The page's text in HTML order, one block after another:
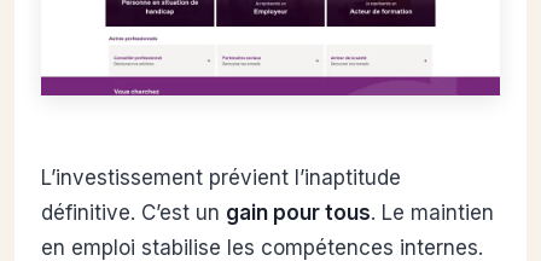
L’investissement prévient l’inaptitude
définitive. C’est un gain pour tous. Le maintien
en emploi stabilise les compétences internes.